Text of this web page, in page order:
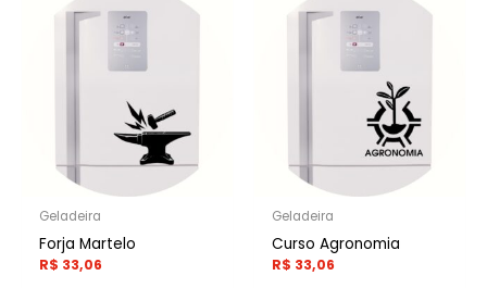
Geladeira
Forja Martelo
R$ 33,06
Geladeira
Curso Agronomia
R$ 33,06